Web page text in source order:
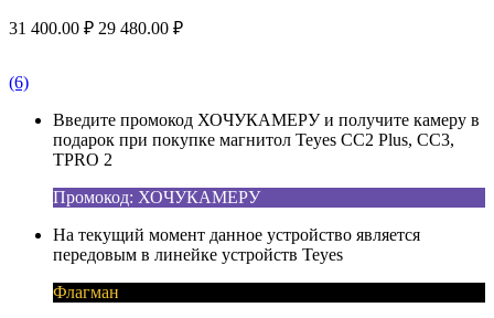
31 400.00 ₽ 29 480.00 ₽
(6)
Введите промокод ХОЧУКАМЕРУ и получите камеру в
подарок при покупке магнитол Teyes CC2 Plus, CC3,
TPRO 2
Промокод: ХОЧУКАМЕРУ
На текущий момент данное устройство является
передовым в линейке устройств Teyes
Флагман